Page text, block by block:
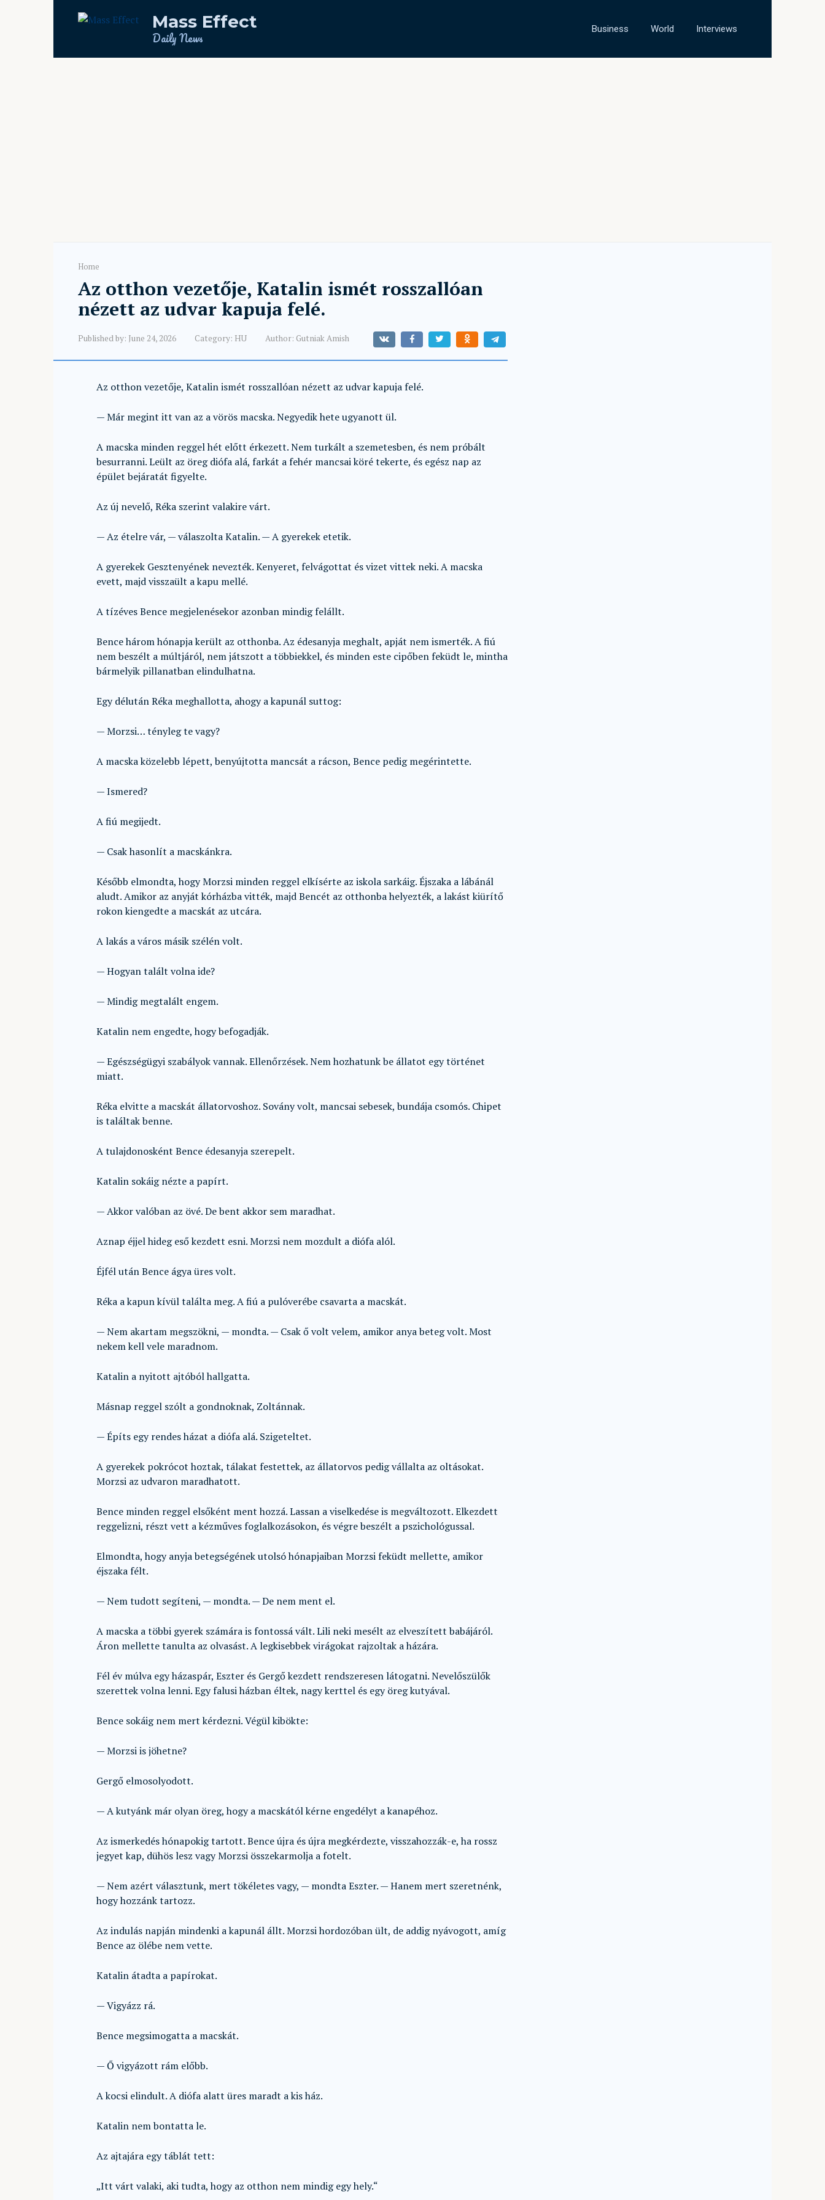
Mass Effect
Daily News
Business World Interviews
Home
Az otthon vezetője, Katalin ismét rosszallóan
nézett az udvar kapuja felé.
Published by: June 24, 2026 Category: HU Author: Gutniak Amish
Az otthon vezetője, Katalin ismét rosszallóan nézett az udvar kapuja felé.
— Már megint itt van az a vörös macska. Negyedik hete ugyanott ül.
A macska minden reggel hét előtt érkezett. Nem turkált a szemetesben, és nem próbált
besurranni. Leült az öreg diófa alá, farkát a fehér mancsai köré tekerte, és egész nap az
épület bejáratát figyelte.
Az új nevelő, Réka szerint valakire várt.
— Az ételre vár, — válaszolta Katalin. — A gyerekek etetik.
A gyerekek Gesztenyének nevezték. Kenyeret, felvágottat és vizet vittek neki. A macska
evett, majd visszaült a kapu mellé.
A tízéves Bence megjelenésekor azonban mindig felállt.
Bence három hónapja került az otthonba. Az édesanyja meghalt, apját nem ismerték. A fiú
nem beszélt a múltjáról, nem játszott a többiekkel, és minden este cipőben feküdt le, mintha
bármelyik pillanatban elindulhatna.
Egy délután Réka meghallotta, ahogy a kapunál suttog:
— Morzsi… tényleg te vagy?
A macska közelebb lépett, benyújtotta mancsát a rácson, Bence pedig megérintette.
— Ismered?
A fiú megijedt.
— Csak hasonlít a macskánkra.
Később elmondta, hogy Morzsi minden reggel elkísérte az iskola sarkáig. Éjszaka a lábánál
aludt. Amikor az anyját kórházba vitték, majd Bencét az otthonba helyezték, a lakást kiürítő
rokon kiengedte a macskát az utcára.
A lakás a város másik szélén volt.
— Hogyan talált volna ide?
— Mindig megtalált engem.
Katalin nem engedte, hogy befogadják.
— Egészségügyi szabályok vannak. Ellenőrzések. Nem hozhatunk be állatot egy történet
miatt.
Réka elvitte a macskát állatorvoshoz. Sovány volt, mancsai sebesek, bundája csomós. Chipet
is találtak benne.
A tulajdonosként Bence édesanyja szerepelt.
Katalin sokáig nézte a papírt.
— Akkor valóban az övé. De bent akkor sem maradhat.
Aznap éjjel hideg eső kezdett esni. Morzsi nem mozdult a diófa alól.
Éjfél után Bence ágya üres volt.
Réka a kapun kívül találta meg. A fiú a pulóverébe csavarta a macskát.
— Nem akartam megszökni, — mondta. — Csak ő volt velem, amikor anya beteg volt. Most
nekem kell vele maradnom.
Katalin a nyitott ajtóból hallgatta.
Másnap reggel szólt a gondnoknak, Zoltánnak.
— Építs egy rendes házat a diófa alá. Szigeteltet.
A gyerekek pokrócot hoztak, tálakat festettek, az állatorvos pedig vállalta az oltásokat.
Morzsi az udvaron maradhatott.
Bence minden reggel elsőként ment hozzá. Lassan a viselkedése is megváltozott. Elkezdett
reggelizni, részt vett a kézműves foglalkozásokon, és végre beszélt a pszichológussal.
Elmondta, hogy anyja betegségének utolsó hónapjaiban Morzsi feküdt mellette, amikor
éjszaka félt.
— Nem tudott segíteni, — mondta. — De nem ment el.
A macska a többi gyerek számára is fontossá vált. Lili neki mesélt az elveszített babájáról.
Áron mellette tanulta az olvasást. A legkisebbek virágokat rajzoltak a házára.
Fél év múlva egy házaspár, Eszter és Gergő kezdett rendszeresen látogatni. Nevelőszülők
szerettek volna lenni. Egy falusi házban éltek, nagy kerttel és egy öreg kutyával.
Bence sokáig nem mert kérdezni. Végül kibökte:
— Morzsi is jöhetne?
Gergő elmosolyodott.
— A kutyánk már olyan öreg, hogy a macskától kérne engedélyt a kanapéhoz.
Az ismerkedés hónapokig tartott. Bence újra és újra megkérdezte, visszahozzák-e, ha rossz
jegyet kap, dühös lesz vagy Morzsi összekarmolja a fotelt.
— Nem azért választunk, mert tökéletes vagy, — mondta Eszter. — Hanem mert szeretnénk,
hogy hozzánk tartozz.
Az indulás napján mindenki a kapunál állt. Morzsi hordozóban ült, de addig nyávogott, amíg
Bence az ölébe nem vette.
Katalin átadta a papírokat.
— Vigyázz rá.
Bence megsimogatta a macskát.
— Ő vigyázott rám előbb.
A kocsi elindult. A diófa alatt üres maradt a kis ház.
Katalin nem bontatta le.
Az ajtajára egy táblát tett:
„Itt várt valaki, aki tudta, hogy az otthon nem mindig egy hely.“